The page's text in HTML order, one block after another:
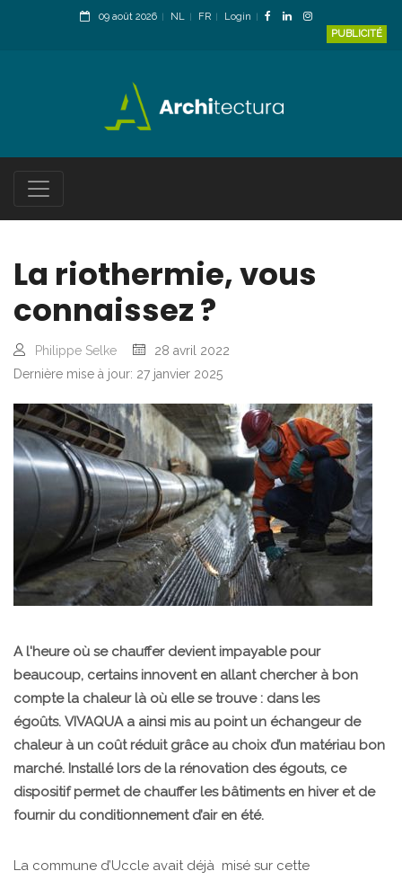
09 août 2026 NL FR
Login
PUBLICITÉ
La riothermie, vous
connaissez ?
Philippe Selke
28 avril 2022
Dernière mise à jour: 27 janvier 2025
A l'heure où se chauffer devient impayable pour
beaucoup, certains innovent en allant chercher à bon
compte la chaleur là où elle se trouve : dans les
égoûts. VIVAQUA a ainsi mis au point un échangeur de
chaleur à un coût réduit grâce au choix d’un matériau bon
marché. Installé lors de la rénovation des égouts, ce
dispositif permet de chauffer les bâtiments en hiver et de
fournir du conditionnement d’air en été.
La commune d’Uccle avait déjà misé sur cette